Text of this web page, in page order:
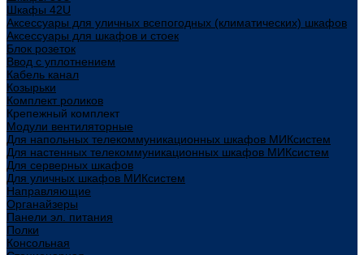
Шкафы 42U
Аксессуары для уличных всепогодных (климатических) шкафов
Аксессуары для шкафов и стоек
Блок розеток
Ввод с уплотнением
Кабель канал
Козырьки
Комплект роликов
Крепежный комплект
Модули вентиляторные
Для напольных телекоммуникационных шкафов МИКсистем
Для настенных телекоммуникационных шкафов МИКсистем
Для серверных шкафов
Для уличных шкафов МИКсистем
Направляющие
Органайзеры
Панели эл. питания
Полки
Консольная